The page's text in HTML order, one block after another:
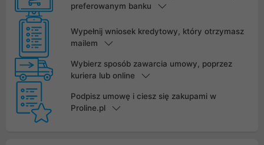
preferowanym banku
Wypełnij wniosek kredytowy, który otrzymasz
mailem
Wybierz sposób zawarcia umowy, poprzez
kuriera lub online
Podpisz umowę i ciesz się zakupami w
Proline.pl